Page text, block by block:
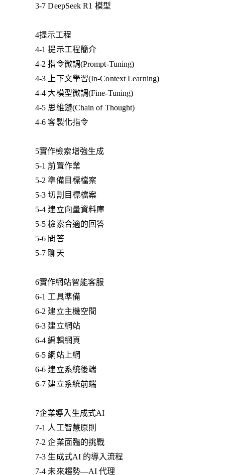
3-7 DeepSeek R1 模型
4提示工程
4-1 提示工程簡介
4-2 指令微調(Prompt-Tuning)
4-3 上下文學習(In-Context Learning)
4-4 大模型微調(Fine-Tuning)
4-5 思維鏈(Chain of Thought)
4-6 客製化指令
5實作檢索增強生成
5-1 前置作業
5-2 準備目標檔案
5-3 切割目標檔案
5-4 建立向量資料庫
5-5 檢索合適的回答
5-6 問答
5-7 聊天
6實作網站智能客服
6-1 工具準備
6-2 建立主機空間
6-3 建立網站
6-4 編輯網頁
6-5 網站上網
6-6 建立系統後端
6-7 建立系統前端
7企業導入生成式AI
7-1 人工智慧原則
7-2 企業面臨的挑戰
7-3 生成式AI 的導入流程
7-4 未來趨勢—AI 代理